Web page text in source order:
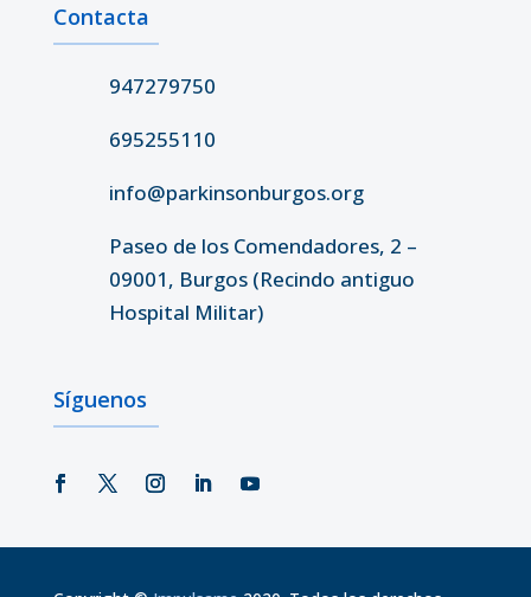
Contacta
947279750
695255110
info@parkinsonburgos.org
Paseo de los Comendadores, 2 –
09001, Burgos (Recindo antiguo
Hospital Militar)
Síguenos